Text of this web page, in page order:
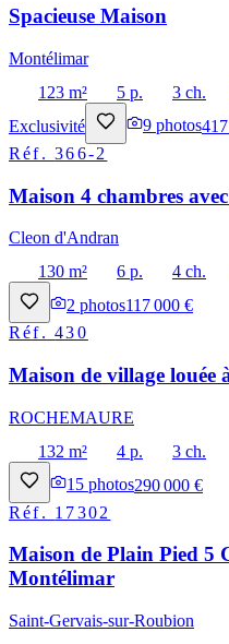
Spacieuse Maison
Montélimar
123 m²
5 p. 3 ch.
Exclusivité
9 photos
Réf.366-2
Maison 4 chambres
Cleon d'Andran
130 m²
6 p. 4 ch.
2 photos117 000 €
Réf.430
Maison de village louée
ROCHEMAURE
132 m²
4 p.
3 ch.
15 photos290 000 €
Réf. 17302
Maison de Plain Pied 5
Montélimar
Saint-Gervais-sur-Roubion